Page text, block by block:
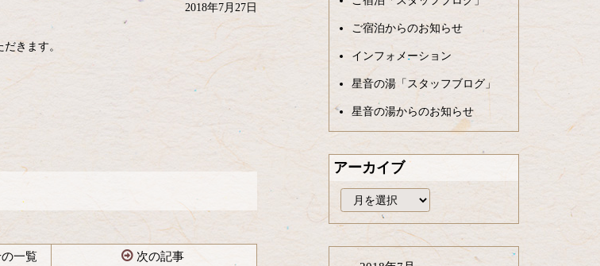
ご宿泊からのお知らせ
インフォメーション
星音の湯「スタッフブログ」
星音の湯からのお知らせ
アーカイブ
ー
カ
イ
2018年7月27日
きます。
一覧 次の記事